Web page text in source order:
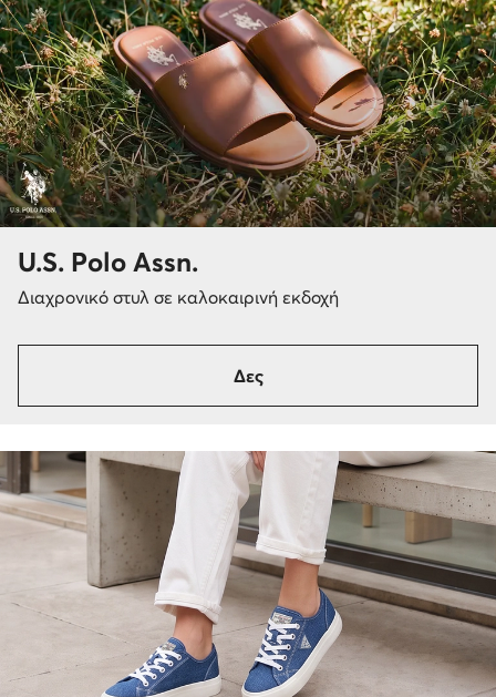
U.S. Polo Assn.
Διαχρονικό στυλ σε καλοκαιρινή εκδοχή
Δες